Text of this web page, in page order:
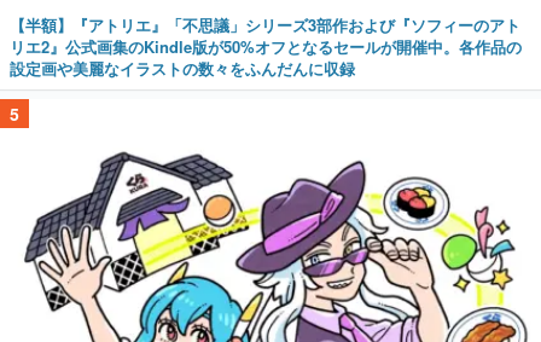
【半額】『アトリエ』「不思議」シリーズ3部作および『ソフィーのアト
リエ2』公式画集のKindle版が50%オフとなるセールが開催中。各作品の
設定画や美麗なイラストの数々をふんだんに収録
5